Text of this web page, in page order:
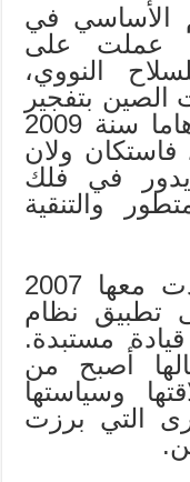
الأساسي في
عملت على
النووي،
الصين بتفجير
قنبلة نووية في بحر يوكوهاما سنة 2009
فاستكان ولان
في فلك
والتنقية
أما الصين الوطنية فتوحدت معها 2007
تطبيق نظام
مستبدة.
أصبح من
وسياستها
التي برزت